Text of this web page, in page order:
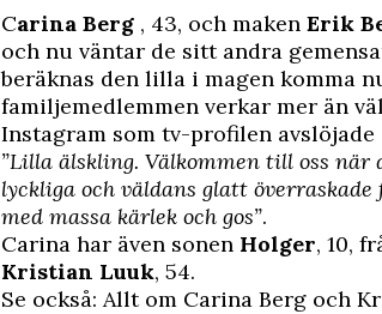
Carina Berg , 43, och maken Erik
och nu väntar de sitt andra
beräknas den lilla i magen komma
familjemedlemmen verkar mer än
Instagram som tv-profilen avslöjade
”Lilla älskling. Välkommen till oss
lyckliga och väldans glatt
med massa kärlek och gos”.
Carina har även sonen Holger, 10,
Kristian Luuk, 54.
Se också: Allt om Carina Berg och